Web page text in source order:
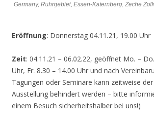
Germany, Ruhrgebiet, Essen-Katernberg, Zeche
Eröffnung: Donnerstag 04.11.21, 19.00 Uhr
Zeit: 04.11.21 – 06.02.22, geöffnet Mo. –
Uhr, Fr. 8.30 – 14.00 Uhr und nach
Tagungen oder Seminare kann zeitweise
Ausstellung behindert werden – bitte
einem Besuch sicherheitshalber bei uns!)